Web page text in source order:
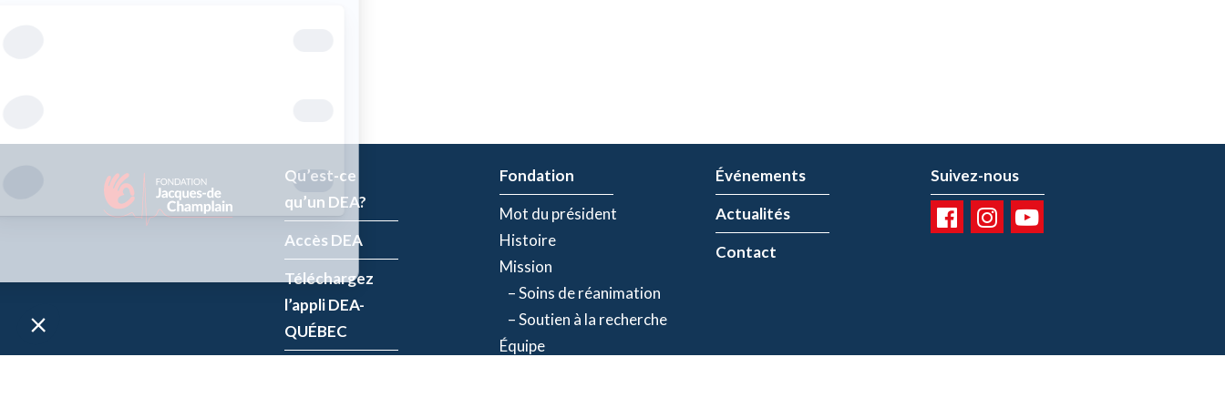
Qu’est-ce
qu’un DEA?
Accès DEA
Téléchargez
l’appli DEA-
QUÉBEC
Fondation
Mot du président
Histoire
Mission
– Soins de réanimation
– Soutien à la recherche
Équipe
Événements
Actualités
Contact
Suivez-nous